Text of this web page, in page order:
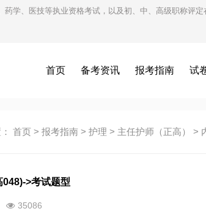
学、医技等执业资格考试，以及初、中、高级职称评
首页 备考资讯 报考指南 试
首页 > 报考指南 > 护理 > 主任护师（正高） >
>考试题型
35086